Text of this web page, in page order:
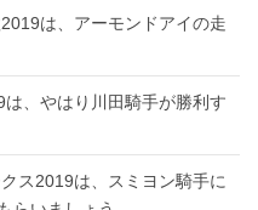
は、アーモンドアイの走
は、やはり川田騎手が勝利す
ス2019は、スミヨン騎手に